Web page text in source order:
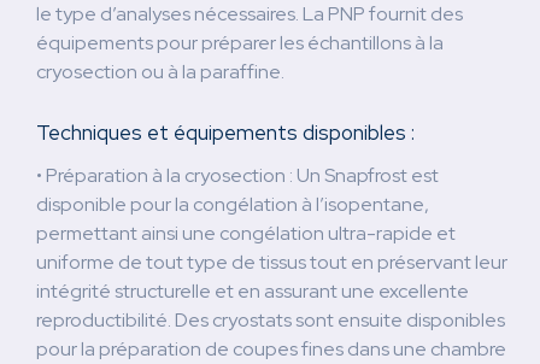
le type d’analyses nécessaires. La PNP fournit des
équipements pour préparer les échantillons à la
cryosection ou à la paraffine.
Techniques et équipements disponibles :
• Préparation à la cryosection : Un Snapfrost est
disponible pour la congélation à l’isopentane,
permettant ainsi une congélation ultra-rapide et
uniforme de tout type de tissus tout en préservant leur
intégrité structurelle et en assurant une excellente
reproductibilité. Des cryostats sont ensuite disponibles
pour la préparation de coupes fines dans une chambre